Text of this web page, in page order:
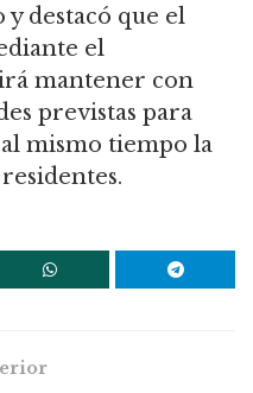
destacó que el
el
mantener con
previstas para
mismo tiempo la